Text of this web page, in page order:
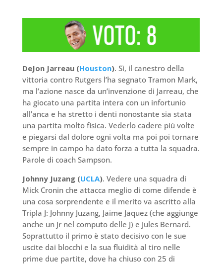
DeJon Jarreau (Houston). Sì, il canestro della
vittoria contro Rutgers l’ha segnato Tramon Mark,
ma l’azione nasce da un’invenzione di Jarreau, che
ha giocato una partita intera con un infortunio
all’anca e ha stretto i denti nonostante sia stata
una partita molto fisica. Vederlo cadere più volte
e piegarsi dal dolore ogni volta ma poi poi tornare
sempre in campo ha dato forza a tutta la squadra.
Parole di coach Sampson.
Johnny Juzang (UCLA). Vedere una squadra di
Mick Cronin che attacca meglio di come difende è
una cosa sorprendente e il merito va ascritto alla
Tripla J: Johnny Juzang, Jaime Jaquez (che aggiunge
anche un Jr nel computo delle J) e Jules Bernard.
Soprattutto il primo è stato decisivo con le sue
uscite dai blocchi e la sua fluidità al tiro nelle
prime due partite, dove ha chiuso con 25 di